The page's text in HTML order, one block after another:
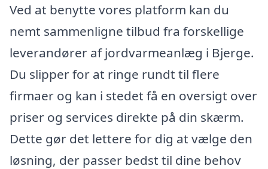
Ved at benytte vores platform kan du
nemt sammenligne tilbud fra forskellige
leverandører af jordvarmeanlæg i Bjerge.
Du slipper for at ringe rundt til flere
firmaer og kan i stedet få en oversigt over
priser og services direkte på din skærm.
Dette gør det lettere for dig at vælge den
løsning, der passer bedst til dine behov